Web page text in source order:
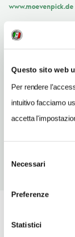
Questo sito web
Per rendere
intuitivo facciamo
accetta
delNecessari
Preferenze
Statistici
www.moevenpick.de
201878580
NUMERO CAMERE
198
METRO